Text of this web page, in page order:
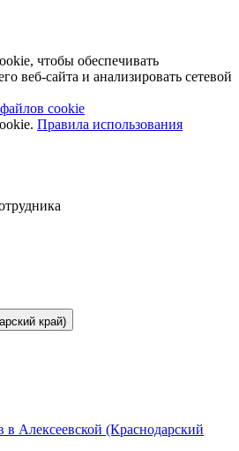
чтобы обеспечивать
веб-сайта и анализировать сетевой
cookie
Правила использования
край)
в Алексеевской (Краснодарский